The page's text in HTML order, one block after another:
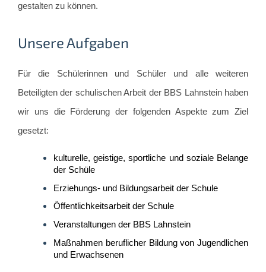
gestalten zu können.
Unsere Aufgaben
Für die Schülerinnen und Schüler und alle weiteren
Beteiligten der schulischen Arbeit der BBS Lahnstein haben
wir uns die Förderung der folgenden Aspekte zum Ziel
gesetzt:
kulturelle, geistige, sportliche und soziale Belange
der Schüle
Erziehungs- und Bildungsarbeit der Schule
Öffentlichkeitsarbeit der Schule
Veranstaltungen der BBS Lahnstein
Maßnahmen beruflicher Bildung von Jugendlichen
und Erwachsenen